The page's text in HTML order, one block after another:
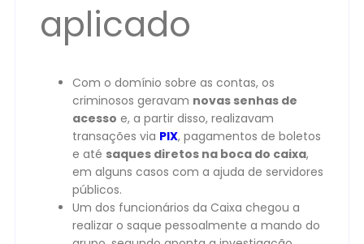
aplicado
Com o domínio sobre as contas, os
criminosos geravam novas senhas de
acesso e, a partir disso, realizavam
transações via PIX, pagamentos de boletos
e até saques diretos na boca do caixa,
em alguns casos com a ajuda de servidores
públicos.
Um dos funcionários da Caixa chegou a
realizar o saque pessoalmente a mando do